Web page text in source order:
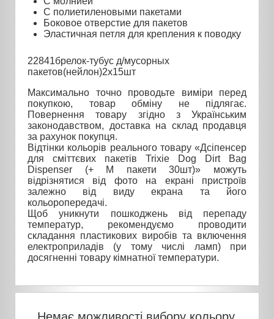
С полиетиленовыми пакетами
Боковое отверстие для пакетов
Эластичная петля для крепления к поводку
22841брелок-тубус д/мусорных
пакетов(нейлон)2х15шт
Максимально точно проводьте виміри перед
покупкою, товар обміну не підлягає.
Повернення товару згідно з Українським
законодавством, доставка на склад продавця
за рахунок покупця.
Відтінки кольорів реального товару «Дсіпенсер
для сміттєвих пакетів Trixie Dog Dirt Bag
Dispenser (+ М пакети 30шт)» можуть
відрізнятися від фото на екрані пристроїв
залежно від виду екрана та його
кольоропередачі.
Щоб уникнути пошкоджень від перепаду
температур, рекомендуємо проводити
складання пластикових виробів та включення
електроприладів (у тому числі ламп) при
досягненні товару кімнатної температури.